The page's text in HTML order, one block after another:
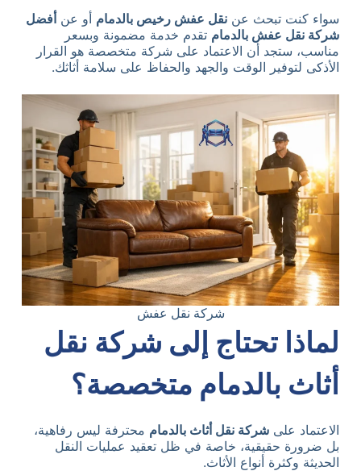
سواء كنت تبحث عن نقل عفش رخيص بالدمام أو عنأفضل
شركة نقل عفش بالدمام تقدم خدمة مضمونة وبسعر
مناسب، ستجد أن الاعتماد على شركة متخصصة هو القرار
الأذكى لتوفير الوقت والجهد والحفاظ على سلامة أثاثك.
شركة نقل عفش
لماذا تحتاج إلى شركة نقل
أثاث بالدمام متخصصة؟
الاعتماد على شركة نقل أثاث بالدمام محترفة ليس رفاهية،
بل ضرورة حقيقية، خاصة في ظل تعقيد عمليات النقل
الحديثة وكثرة أنواع الأثاث.